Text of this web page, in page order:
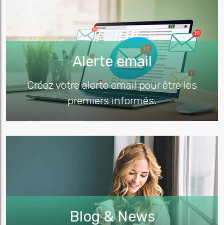
Alerte email
Créez votre alerte email pour être les
premiers informés.
Blog & News